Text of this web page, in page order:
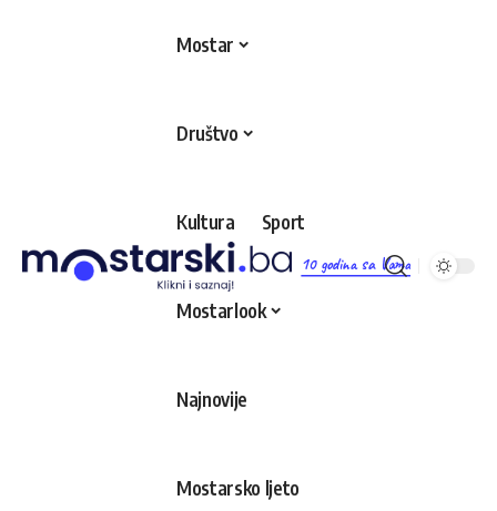
10 godina sa Vama
Mostar
Društvo
Kultura Sport
Mostarlook
Najnovije
Mostarsko ljeto